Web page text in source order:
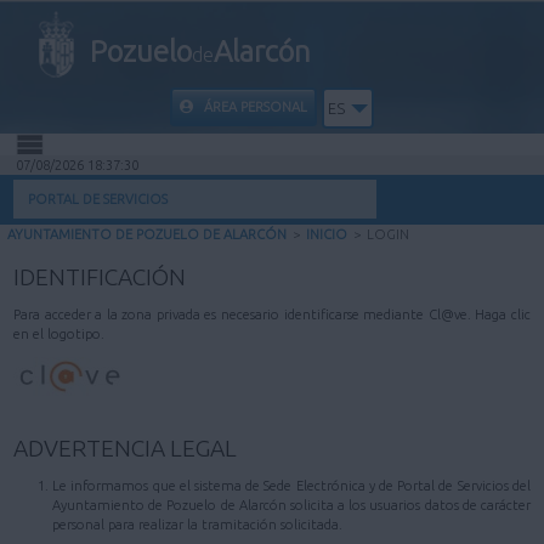
PozuelodeAlarcón
ÁREA PERSONAL ES
INICIO
MI CARPETA
INFORMACIÓN MUNICIPAL
AYUDA
07/08/2026 18:37:30
PORTAL DE SERVICIOS
AYUNTAMIENTO DE POZUELO DE ALARCÓN > INICIO > LOGIN
IDENTIFICACIÓN
Para acceder a la zona privada es necesario identificarse mediante Cl@ve. Haga clic
en el logotipo.
ADVERTENCIA LEGAL
Le informamos que el sistema de Sede Electrónica y de Portal de Servicios del
Ayuntamiento de Pozuelo de Alarcón solicita a los usuarios datos de carácter
personal para realizar la tramitación solicitada.